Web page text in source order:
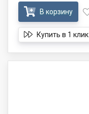
В корзину
Купить в 1 клик